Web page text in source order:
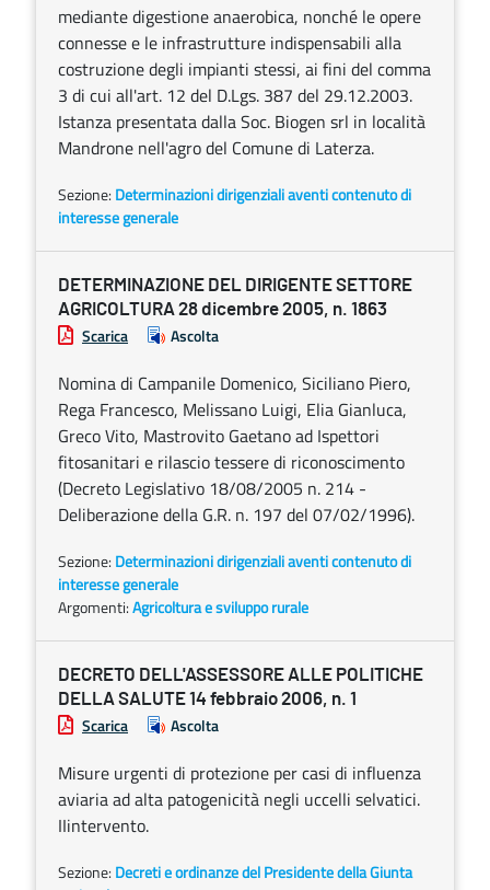
mediante digestione anaerobica, nonché le opere
connesse e le infrastrutture indispensabili alla
costruzione degli impianti stessi, ai fini del comma
3 di cui all'art. 12 del D.Lgs. 387 del 29.12.2003.
Istanza presentata dalla Soc. Biogen srl in località
Mandrone nell'agro del Comune di Laterza.
Sezione: Determinazioni dirigenziali aventi contenuto di
interesse generale
DETERMINAZIONE DEL DIRIGENTE SETTORE
AGRICOLTURA 28 dicembre 2005, n. 1863
Scarica Ascolta
Nomina di Campanile Domenico, Siciliano Piero,
Rega Francesco, Melissano Luigi, Elia Gianluca,
Greco Vito, Mastrovito Gaetano ad Ispettori
fitosanitari e rilascio tessere di riconoscimento
(Decreto Legislativo 18/08/2005 n. 214 -
Deliberazione della G.R. n. 197 del 07/02/1996).
Sezione: Determinazioni dirigenziali aventi contenuto di
interesse generale
Argomenti:Agricoltura e sviluppo rurale
DECRETO DELL'ASSESSORE ALLE POLITICHE
DELLA SALUTE 14 febbraio 2006, n. 1
Scarica Ascolta
Misure urgenti di protezione per casi di influenza
aviaria ad alta patogenicità negli uccelli selvatici.
IIintervento.
Sezione: Decreti e ordinanze del Presidente della Giunta